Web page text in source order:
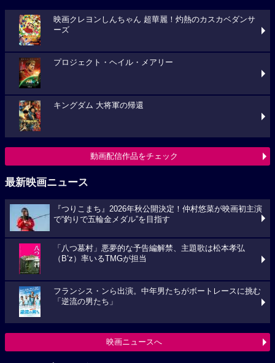
映画クレヨンしんちゃん 超華麗！灼熱のカスカベダンサ
ーズ
プロジェクト・ヘイル・メアリー
キングダム 大将軍の帰還
動画配信作品をチェック
最新映画ニュース
『つりこまち』2026年秋公開決定！仲村悠菜が映画初主演
で“釣りで五輪金メダル”を目指す
「八つ墓村」悪夢的な予告編解禁、主題歌は松本孝弘
（B’z）率いるTMGが担当
フランシス・ンら出演。中年男たちがボートレースに挑む
「逆流の男たち」
映画ニュースへ